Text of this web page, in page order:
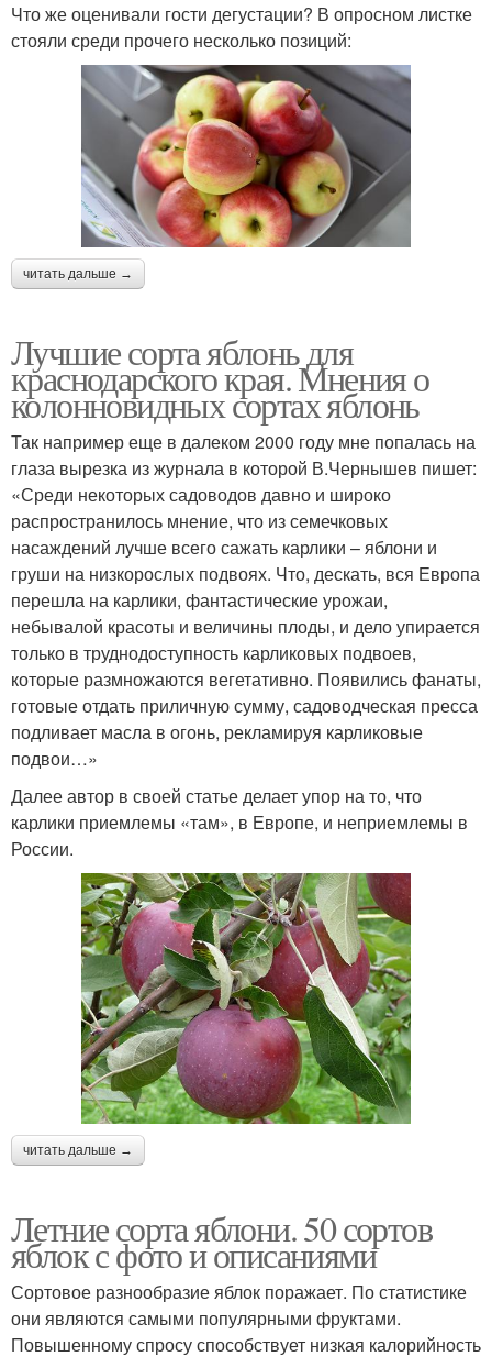
Что же оценивали гости дегустации? В опросном листке
стояли среди прочего несколько позиций:
читать дальше →
Лучшие сорта яблонь для
краснодарского края. Мнения о
колонновидных сортах яблонь
Так например еще в далеком 2000 году мне попалась на
глаза вырезка из журнала в которой В.Чернышев пишет:
«Среди некоторых садоводов давно и широко
распространилось мнение, что из семечковых
насаждений лучше всего сажать карлики – яблони и
груши на низкорослых подвоях. Что, дескать, вся Европа
перешла на карлики, фантастические урожаи,
небывалой красоты и величины плоды, и дело упирается
только в труднодоступность карликовых подвоев,
которые размножаются вегетативно. Появились фанаты,
готовые отдать приличную сумму, садоводческая пресса
подливает масла в огонь, рекламируя карликовые
подвои…»
Далее автор в своей статье делает упор на то, что
карлики приемлемы «там», в Европе, и неприемлемы в
России.
читать дальше →
Летние сорта яблони. 50 сортов
яблок с фото и описаниями
Сортовое разнообразие яблок поражает. По статистике
они являются самыми популярными фруктами.
Повышенному спросу способствует низкая калорийность